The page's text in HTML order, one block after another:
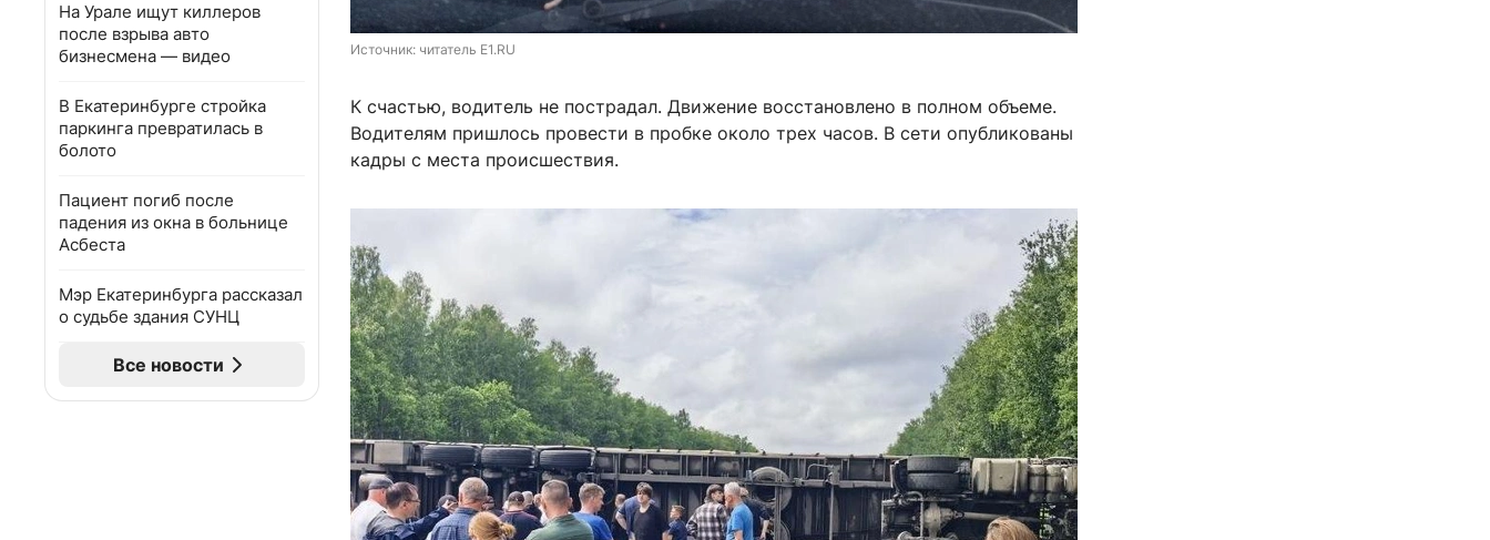
На Урале ищут киллеров
после взрыва авто
бизнесмена — видео
В Екатеринбурге стройка
паркинга превратилась в
болото
Пациент погиб после
падения из окна в больнице
Асбеста
Мэр Екатеринбурга рассказал
о судьбе здания СУНЦ
Все новости
Источник: читатель E1.RU
К счастью, водитель не пострадал. Движение восстановлено в полном объеме.
Водителям пришлось провести в пробке около трех часов. В сети опубликованы
кадры с места происшествия.